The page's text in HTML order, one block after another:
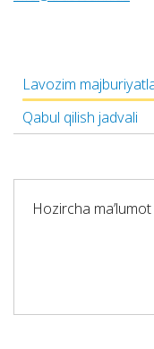
Lavozim
Qabul qilish jadvali
Hozircha ma’lumot